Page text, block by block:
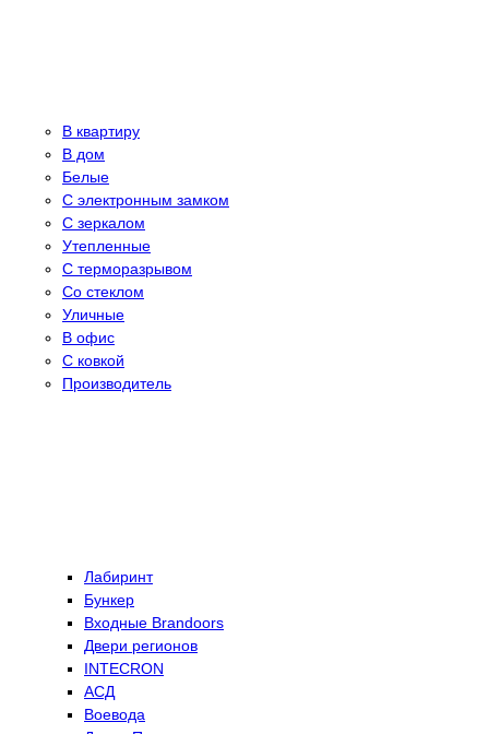
В квартиру
В дом
Белые
С электронным замком
С зеркалом
Утепленные
С терморазрывом
Со стеклом
Уличные
В офис
С ковкой
Производитель
Лабиринт
Бункер
Входные Brandoors
Двери регионов
INTECRON
АСД
Воевода